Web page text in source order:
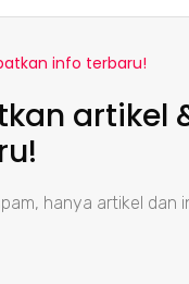
info terbaru!
artikel
hanya artikel dan